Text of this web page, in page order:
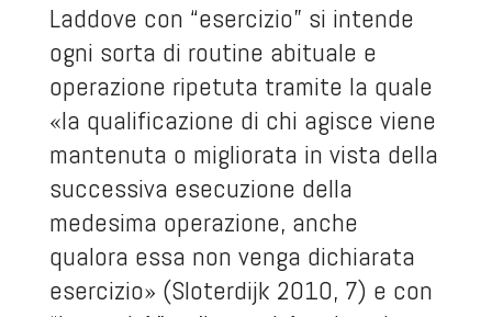
Laddove con “esercizio” si intende
ogni sorta di routine abituale e
operazione ripetuta tramite la quale
«la qualificazione di chi agisce viene
mantenuta o migliorata in vista della
successiva esecuzione della
medesima operazione, anche
qualora essa non venga dichiarata
esercizio» (Sloterdijk 2010, 7) e con